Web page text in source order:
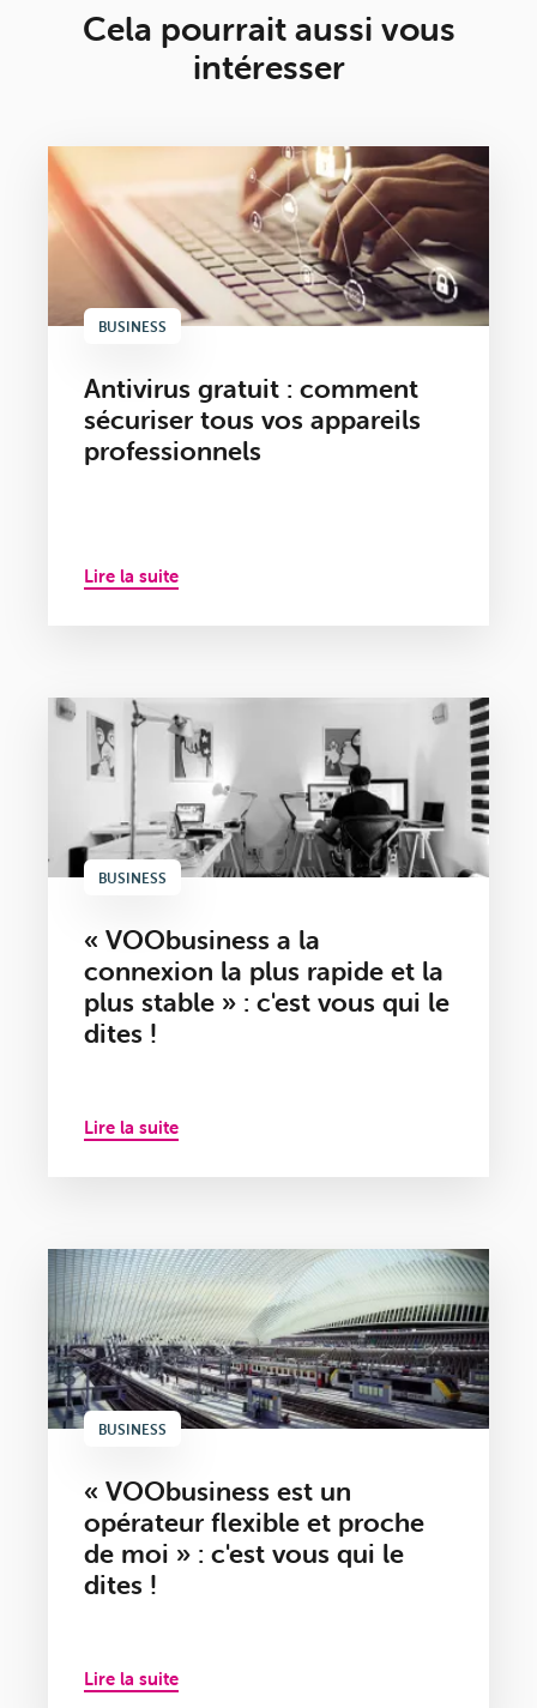
Cela pourrait aussi vous
intéresser
BUSINESS
Antivirus gratuit : comment
sécuriser tous vos appareils
professionnels
Lire la suite
BUSINESS
« VOObusiness a la
connexion la plus rapide et la
plus stable » : c'est vous qui le
dites !
Lire la suite
BUSINESS
« VOObusiness est un
opérateur flexible et proche
de moi » : c'est vous qui le
dites !
Lire la suite